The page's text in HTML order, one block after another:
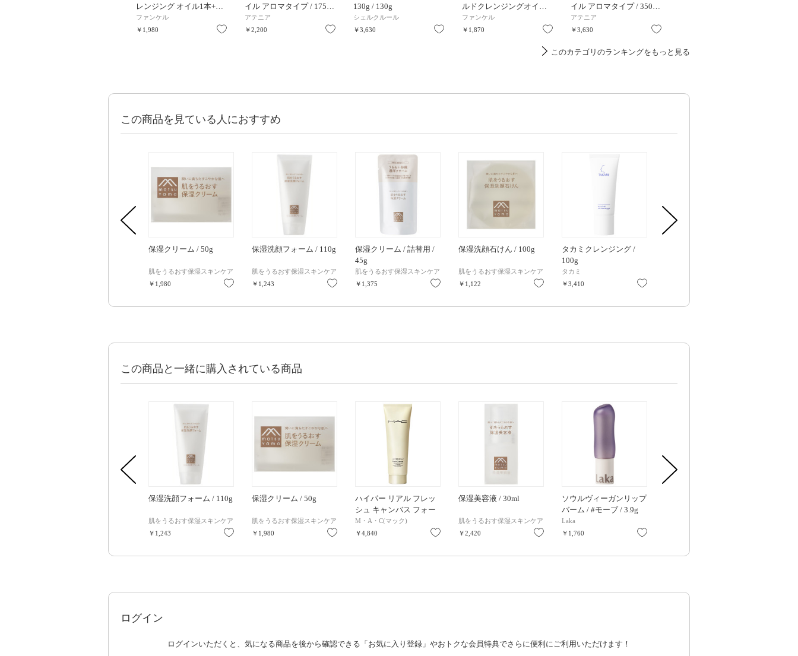
レンジング オイル1本+…
ファンケル
￥1,980
お気に入り
イル アロマタイプ / 175…
アテニア
￥2,200
お気に入り
130g / 130g
シェルクルール
￥3,630
お気に入り
ルドクレンジングオイ…
ファンケル
￥1,870
お気に入り
イル アロマタイプ / 350…
アテニア
￥3,630
このカテゴリのランキングをもっと見る
この商品を見ている人におすすめ
保湿クリーム / 50g
肌をうるおす保湿スキンケア
￥1,980
お気に入り
保湿洗顔フォーム / 110g
肌をうるおす保湿スキンケア
￥1,243
お気に入り
保湿クリーム / 詰替用 /
45g
肌をうるおす保湿スキンケア
￥1,375
お気に入り
保湿洗顔石けん / 100g
肌をうるおす保湿スキンケア
￥1,122
お気に入り
タカミクレンジング /
100g
タカミ
￥3,410
この商品と一緒に購入されている商品
保湿洗顔フォーム / 110g
肌をうるおす保湿スキンケア
￥1,243
お気に入り
保湿クリーム / 50g
肌をうるおす保湿スキンケア
￥1,980
お気に入り
ハイパー リアル フレッ
シュ キャンバス フォー
ムクレンザー / 125mL
M・A・C(マック)
￥4,840
お気に入り
保湿美容液 / 30ml
肌をうるおす保湿スキンケア
￥2,420
お気に入り
ソウルヴィーガンリップ
バーム / #モーブ / 3.9g
Laka
￥1,760
ログイン
ログインいただくと、気になる商品を後から確認できる「お気に入り登録」やおトクな会員特典でさらに便利にご利用いただけます！